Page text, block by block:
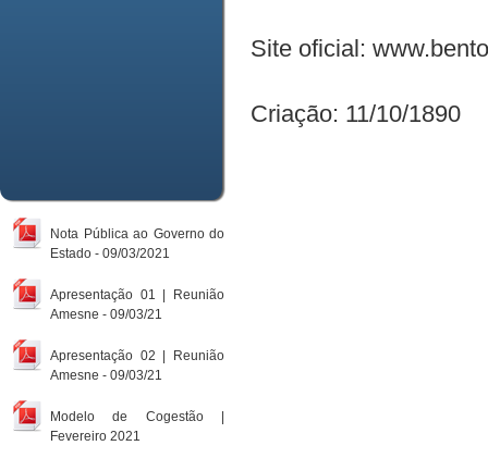
Nota Pública ao Governo do
Estado - 09/03/2021
Apresentação 01 | Reunião
Amesne - 09/03/21
Apresentação 02 | Reunião
Amesne - 09/03/21
Modelo de Cogestão |
Fevereiro 2021
Site oficial:
Criação: 11/10/1890